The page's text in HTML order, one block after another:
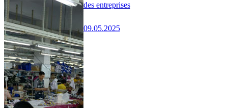
des entreprises
09.05.2025